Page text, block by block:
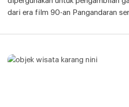
dari era film 90-an Pangandaran